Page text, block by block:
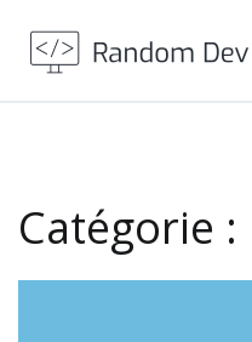
Catégorie :